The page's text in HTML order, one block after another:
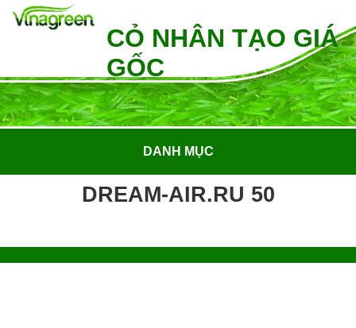
CỎ NHÂN TẠO GIÁ
GỐC
DANH MỤC
DREAM-AIR.RU 50